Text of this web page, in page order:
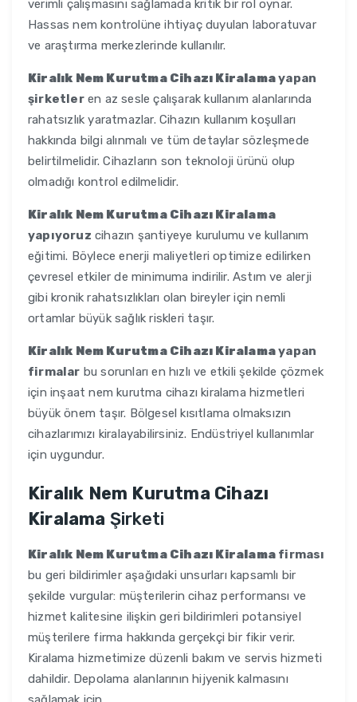
verimli çalışmasını sağlamada kritik bir rol oynar.
Hassas nem kontrolüne ihtiyaç duyulan laboratuvar
ve araştırma merkezlerinde kullanılır.
Kiralık Nem Kurutma Cihazı Kiralamayapan
şirketleren az sesle çalışarak kullanım alanlarında
rahatsızlık yaratmazlar. Cihazın kullanım koşulları
hakkında bilgi alınmalı ve tüm detaylar sözleşmede
belirtilmelidir. Cihazların son teknoloji ürünü olup
olmadığı kontrol edilmelidir.
Kiralık Nem Kurutma Cihazı Kiralama
yapıyoruz cihazın şantiyeye kurulumu ve kullanım
eğitimi. Böylece enerji maliyetleri optimize edilirken
çevresel etkiler de minimuma indirilir. Astım ve alerji
gibi kronik rahatsızlıkları olan bireyler için nemli
ortamlar büyük sağlık riskleri taşır.
Kiralık Nem Kurutma Cihazı Kiralamayapan
firmalar bu sorunları en hızlı ve etkili şekilde çözmek
için inşaat nem kurutma cihazı kiralama hizmetleri
büyük önem taşır. Bölgesel kısıtlama olmaksızın
cihazlarımızı kiralayabilirsiniz. Endüstriyel kullanımlar
için uygundur.
Kiralık Nem Kurutma Cihazı
Kiralama Şirketi
Kiralık Nem Kurutma Cihazı Kiralama firması
bu geri bildirimler aşağıdaki unsurları kapsamlı bir
şekilde vurgular: müşterilerin cihaz performansı ve
hizmet kalitesine ilişkin geri bildirimleri potansiyel
müşterilere firma hakkında gerçekçi bir fikir verir.
Kiralama hizmetimize düzenli bakım ve servis hizmeti
dahildir. Depolama alanlarının hijyenik kalmasını